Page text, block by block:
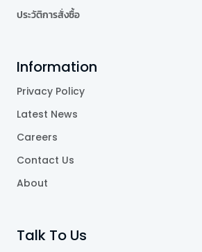
ประวัติการสั่งซื้อ
Information
Privacy Policy
Latest News
Careers
Contact Us
About
Talk To Us